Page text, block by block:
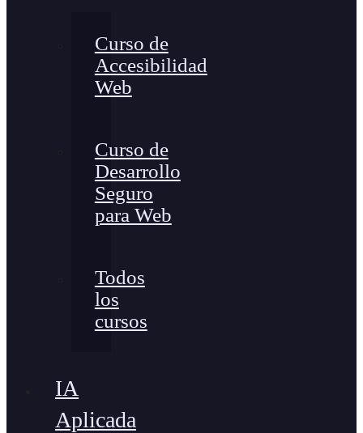
Curso de
Accesibilidad
Web
Curso de
Desarrollo
Seguro
para Web
Todos
los
cursos
IA
Aplicada